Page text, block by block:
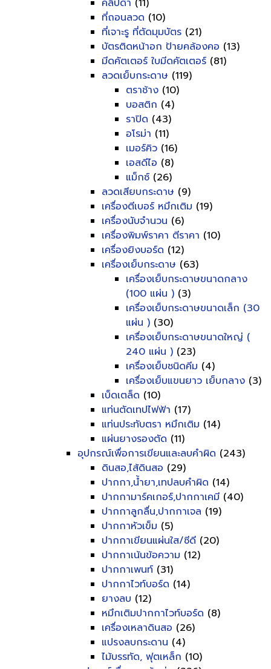
คลิ๊ปดำ (11)
ที่ถอนลวด (10)
ที่เจาะรู ที่ตัดมุมบัตร (21)
บัตรติดหน้าอก ป้ายคล้องคอ (13)
มีดคัตเตอร์ ใบมีดคัตเตอร์ (81)
ลวดเย็บกระดาษ (119)
ตราช้าง (10)
บอสติก (4)
ราปิด (43)
อโรม่า (11)
เมอร์คิว (16)
เอสดีไอ (8)
แม็กซ์ (26)
ลวดเสียบกระดาษ (9)
เครื่องตีเบอร์ หมึกเติม (19)
เครื่องนับจำนวน (6)
เครื่องพิมพ์ราคา ตีราคา (10)
เครื่องยิงบอร์ด (12)
เครื่องเย็บกระดาษ (63)
เครื่องเย็บกระดาษขนาดกลาง
(100 แผ่น ) (3)
เครื่องเย็บกระดาษขนาดเล็ก (30
แผ่น ) (30)
เครื่องเย็บกระดาษขนาดใหญ่ (
240 แผ่น ) (23)
เครื่องเย็บชนิดคีม (4)
เครื่องเย็บแขนยาว เย็บกลาง (3)
เบ็ดเตล็ด (10)
แท่นตัดเทปไฟฟ้า (17)
แท่นประทับตรา หมึกเติม (14)
แผ่นยางรองตัด (11)
อุปกรณ์เพื่อการเขียนและลบคำผิด (243)
ดินสอ,ไส้ดินสอ (29)
ปากกา,น้ำยา,เทปลบคำผิด (14)
ปากกามาร์คเกอร์,ปากกาเคมี (40)
ปากกาลูกลื่น,ปากกาเจล (19)
ปากกาหัวเข็ม (5)
ปากกาเขียนแผ่นใส/ซีดี (20)
ปากกาเน้นข้อความ (12)
ปากกาเพนท์ (31)
ปากกาไวท์บอร์ด (14)
ยางลบ (12)
หมึกเติมปากกาไวท์บอร์ด (8)
เครื่องเหลาดินสอ (26)
แปรงลบกระดาน (4)
ไม้บรรทัด, ฟุตเหล็ก (10)